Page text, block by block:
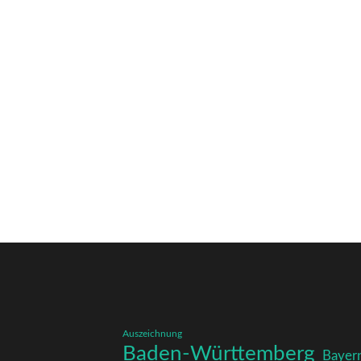
Auszeichnung
Baden-Württemberg